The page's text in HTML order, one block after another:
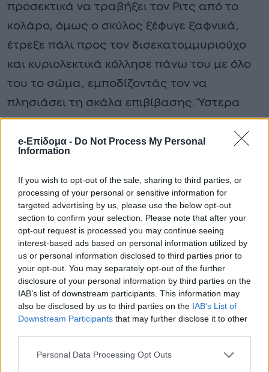
e-Επίδομα - Do Not Process My Personal
Information
If you wish to opt-out of the sale, sharing to third parties, or
processing of your personal or sensitive information for
targeted advertising by us, please use the below opt-out
section to confirm your selection. Please note that after your
opt-out request is processed you may continue seeing
interest-based ads based on personal information utilized by
us or personal information disclosed to third parties prior to
your opt-out. You may separately opt-out of the further
disclosure of your personal information by third parties on the
IAB’s list of downstream participants. This information may
also be disclosed by us to third parties on the IAB’s List of
Downstream Participants that may further disclose it to other
Personal Data Processing Opt Outs
προσεκτικά να τραβήξει τον Ριτς από το
κολάρο, όμως ο σκύλος ξέφυγε ξαφνικά,
έτρεξε πάλι προς τον δισεκατομμυριούχο
και κυριολεκτικά κόλλησε πάνω του με όλο
του το σώμα, εμποδίζοντάς τον να
πλησιάσει τη σκάλα επιβίβασης. Ύστερα
άρχισε να κλαψουρίζει θλιμμένα και, ένα
δευτερόλεπτο αργότερα, ξέσπασε ξανά σε
— Βάλτε τον πίσω στο αυτοκίνητο, είπε
εκνευρισμένος ο άνδρας. — Σε δύο ώρες
έχω την πιο σημαντική συνάντηση της
ζωής μου.
Όμως ακριβώς εκείνη τη στιγμή συνέβη
κάτι που αποκάλυψε σε όλους τον λόγο της
παράξενης συμπεριφοράς του σκύλου. 😲🫣
στο πρώτο σχόλιο. 👇👇